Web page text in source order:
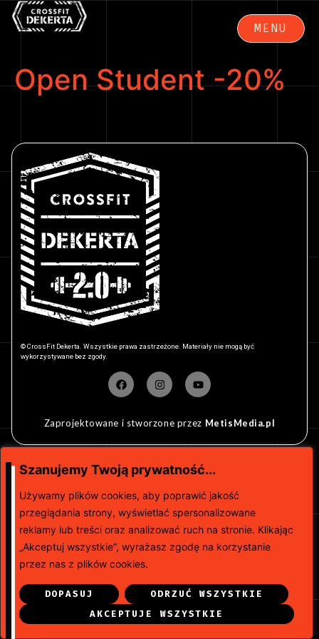
Szanujemy Twoją prywatność...
Używamy plików cookies, aby poprawić jakość
przeglądania strony, wyświetlać spersonalizowane
reklamy lub treści oraz analizować ruch na stronie. Klikając
„Akceptuj wszystkie”, wyrażasz zgodę na korzystanie
przez nas z plików cookies.
DOPASUJ
ODRZUĆ WSZYSTKIE
AKCEPTUJE WSZYSTKIE
MENU
Open Student -20%
© CrossFit Dekerta. Wszystkie prawa zastrzeżone. Materiały nie mogą być
wykorzystywane bez zgody.
Zaprojektowane i stworzone przez MetisMedia.pl